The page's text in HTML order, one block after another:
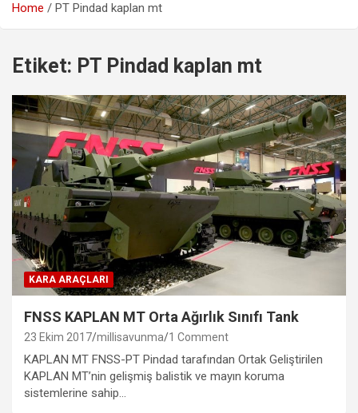
Home PT Pindad kaplan mt
Etiket: PT Pindad kaplan mt
KARA ARAÇLARI
FNSS KAPLAN MT Orta Ağırlık Sınıfı Tank
23 Ekim 2017 millisavunma 1 Comment
KAPLAN MT FNSS-PT Pindad tarafından Ortak Geliştirilen
KAPLAN MT’nin gelişmiş balistik ve mayın koruma
sistemlerine sahip…